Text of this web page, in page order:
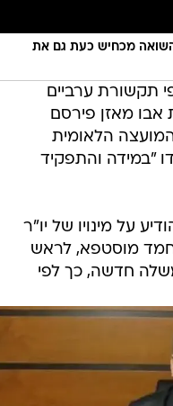
השואה מכחיש כעת גם את
תקשורת ערביים
אבו מאזן פירסם
הלאומית
"במידה והתפקיד
על מינויו של יו"ר
מוסטפא, לראש
חדשה, כך לפי